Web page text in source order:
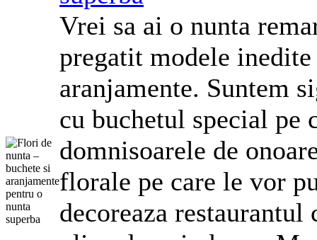
Vrei sa ai o nunta
pregatit modele
aranjamente. Suntem
cu buchetul special pe
domnisoarele de
florale pe care le vor
decoreaza restaurantul